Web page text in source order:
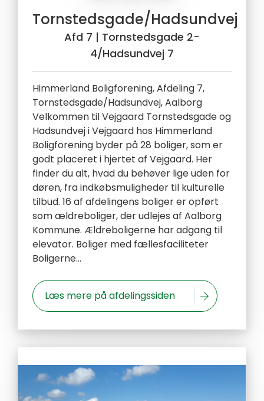
Tornstedsgade/Hadsundvej
Afd 7 | Tornstedsgade 2-
4/Hadsundvej 7
Himmerland Boligforening, Afdeling 7,
Tornstedsgade/Hadsundvej, Aalborg
Velkommen til Vejgaard Tornstedsgade og
Hadsundvej i Vejgaard hos Himmerland
Boligforening byder på 28 boliger, som er
godt placeret i hjertet af Vejgaard. Her
finder du alt, hvad du behøver lige uden for
døren, fra indkøbsmuligheder til kulturelle
tilbud. 16 af afdelingens boliger er opført
som ældreboliger, der udlejes af Aalborg
Kommune. Ældreboligerne har adgang til
elevator. Boliger med fællesfaciliteter
Boligerne...
Læs mere på afdelingssiden